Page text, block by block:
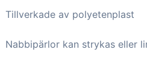
Tillverkade av polyetenplast
Nabbipärlor kan strykas eller